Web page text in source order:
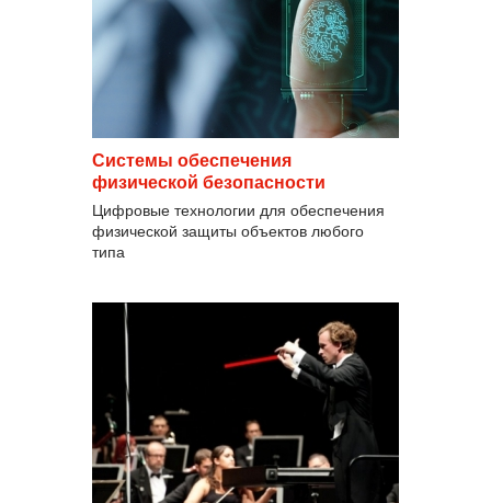
Cистемы обеспечения
физической безопасности
Цифровые технологии для обеспечения
физической защиты объектов любого
типа